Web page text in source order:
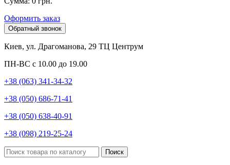
Оформить заказ
Обратный звонок
Киев, ул. Драгоманова, 29 ТЦ Центрум
ПН-ВС с 10.00 до 19.00
+38 (063) 341-34-32
+38 (050) 686-71-41
+38 (050) 638-40-91
+38 (098) 219-25-24
Поиск